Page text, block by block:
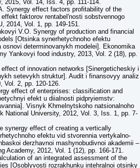
2015, Vol. 14, Iss. 4, pp. 111-114.
Synergy effect factors profitability of the
faktorov rentabel'nosti sobstvennogo
2014, Vol. 1, pp. 149-151.
V.O. Synergy of production and financial
[Otsinka synerhetychnoho efektu
determinovanykh modelei]. Ekonomika
Yankovyi food industry, 2013, Vol. 2 (18), pp.
of innovation networks [Sinergeticheskiy i
setevykh struktur]. Audit i finansovyy analiz
Vol. 2, pp. 120-126.
effect of enterprises: classification and
efekt u diialnosti pidpryiemstv:
Visnyk Khmelnytskoho natsionalnoho
National University, 2012, Vol. 3, Iss. 1, pp. 7-
synergy effect of creating a vertically
efektu vid stvorennia vertykalno-
derzhavnoi mashynobudivnoi akademii –
Academy, 2012, Vol. 1 (12), pp. 166-171.
of an integrated assessment of the
[Osoblyvosti rozrakhunku intehralnoi otsinky